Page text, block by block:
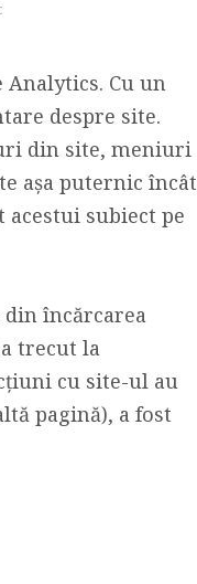
Cu un
despre site.
din site, meniuri
așa puternic încât
subiect pe
încărcarea
trecut la
cu site-ul au
pagină), a fost